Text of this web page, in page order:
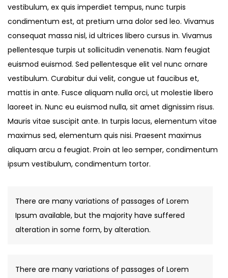
vestibulum, ex quis imperdiet tempus, nunc turpis
condimentum est, at pretium urna dolor sed leo. Vivamus
consequat massa nisl, id ultrices libero cursus in. Vivamus
pellentesque turpis ut sollicitudin venenatis. Nam feugiat
euismod euismod. Sed pellentesque elit vel nunc ornare
vestibulum. Curabitur dui velit, congue ut faucibus et,
mattis in ante. Fusce aliquam nulla orci, ut molestie libero
laoreet in. Nunc eu euismod nulla, sit amet dignissim risus.
Mauris vitae suscipit ante. In turpis lacus, elementum vitae
maximus sed, elementum quis nisi. Praesent maximus
aliquam arcu a feugiat. Proin at leo semper, condimentum
ipsum vestibulum, condimentum tortor.
There are many variations of passages of Lorem
Ipsum available, but the majority have suffered
alteration in some form, by alteration.
There are many variations of passages of Lorem